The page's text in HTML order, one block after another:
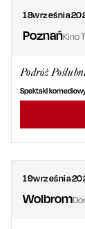
18września
PoznańKino
Podróż
Spektakl
19września
Wolbrom